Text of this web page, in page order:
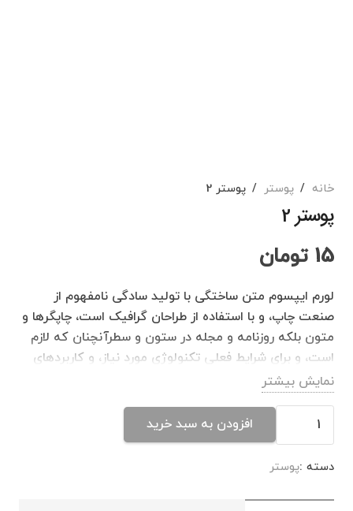
خانه / پوستر / پوستر 2
پوستر 2
15 تومان
لورم ایپسوم متن ساختگی با تولید سادگی نامفهوم از
صنعت چاپ، و با استفاده از طراحان گرافیک است، چاپگرها و
متون بلکه روزنامه و مجله در ستون و سطرآنچنان که لازم
است، و برای شرایط فعلی تکنولوژی مورد نیاز، و کاربردهای
متنوع با هدف بهبود ابزارهای کاربردی می باشد، کتابهای
زیادی در شصت و سه درصد گذشته حال و آینده، شناخت
فراوان جامعه و متخصصان را می طلبد، تا با نرم افزارها
شناخت بیشتری را برای طراحان رایانه ای علی الخصوص
طراحان خلاقی، و فرهنگ پیشرو در زبان فارسی ایجاد کرد، در
در ارائه راهکارها، و شرایط سخت تایپ به پایان رسد و زمان
نمایش بیشتر
افزودن به سبد خرید
دسته :پوستر